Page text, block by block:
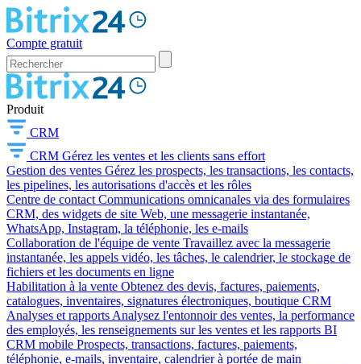
Compte gratuit
Produit
CRM
CRM Gérez les ventes et les clients sans effort
Gestion des ventes Gérez les prospects, les transactions, les contacts,
les pipelines, les autorisations d'accès et les rôles
Centre de contact Communications omnicanales via des formulaires
CRM, des widgets de site Web, une messagerie instantanée,
WhatsApp, Instagram, la téléphonie, les e-mails
Collaboration de l'équipe de vente Travaillez avec la messagerie
instantanée, les appels vidéo, les tâches, le calendrier, le stockage de
fichiers et les documents en ligne
Habilitation à la vente Obtenez des devis, factures, paiements,
catalogues, inventaires, signatures électroniques, boutique CRM
Analyses et rapports Analysez l'entonnoir des ventes, la performance
des employés, les renseignements sur les ventes et les rapports BI
CRM mobile Prospects, transactions, factures, paiements,
téléphonie, e-mails, inventaire, calendrier à portée de main